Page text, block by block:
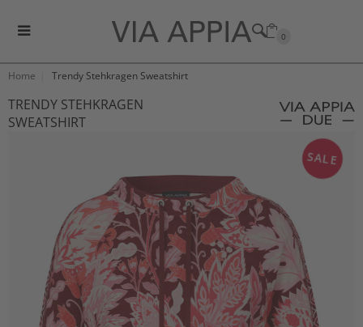
0
Home Trendy Stehkragen Sweatshirt
TRENDY STEHKRAGEN
SWEATSHIRT
SALE